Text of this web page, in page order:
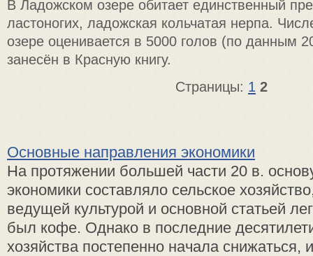
В Ладожском озере обитает единственный
ластоногих, ладожская кольчатая нерпа.
озере оценивается в 5000 голов (по данным
занесён в Красную книгу.
Страницы: 1 2
Основные направления экономики
На протяжении большей части 20 в.
экономики составляло сельское
ведущей культурой и основной статьей
был кофе. Однако в последние
хозяйства постепенно начала снижаться,